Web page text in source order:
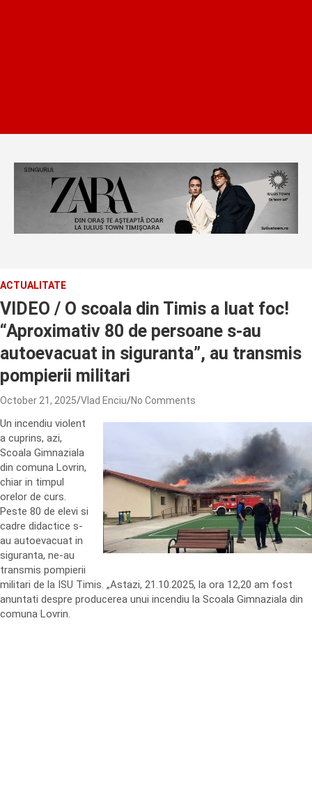
ACTUALITATE
VIDEO / O scoala din Timis a luat foc!
“Aproximativ 80 de persoane s-au
autoevacuat in siguranta”, au transmis
pompierii militari
October 21, 2025 Vlad Enciu No Comments
Un incendiu violent
a cuprins, azi,
Scoala Gimnaziala
din comuna Lovrin,
chiar in timpul
orelor de curs.
Peste 80 de elevi si
cadre didactice s-
au autoevacuat in
siguranta, ne-au
transmis pompierii
militari de la ISU Timis. „Astazi, 21.10.2025, la ora 12,20 am fost
anuntati despre producerea unui incendiu la Scoala Gimnaziala din
comuna Lovrin.